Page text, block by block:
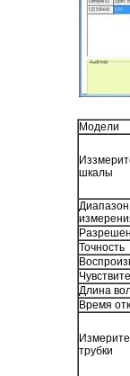
Модели
шкалы
Диапазон
Точность
Длина
Время
трубки